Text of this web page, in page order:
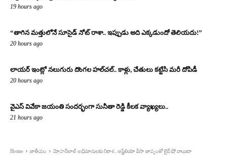
19 hours ago
“తాగిన మత్తులోనే సూసైడ్ నోట్ రాశా.. ఇప్పుడు అది ఎక్కడుందో తెలియదు!”
20 hours ago
లాయర్ ఇంట్లో నలుగురు దొంగల హల్‌చల్.. కాళ్లు, చేతులు కట్టేసి మరీ దోపిడీ
20 hours ago
వైఎస్ వివేకా జయంతి సందర్భంగా సునీతా రెడ్డి కీలక వ్యాఖ్యలు..
21 hours ago